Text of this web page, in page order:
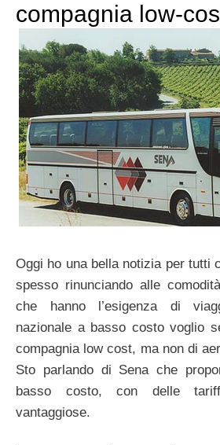
compagnia low-
Oggi ho una bella notizia per tutti
spesso rinunciando alle
che hanno l’esigenza di
nazionale a basso costo voglio
compagnia low cost, ma non di
Sto parlando di Sena che
basso costo, con delle
vantaggiose.